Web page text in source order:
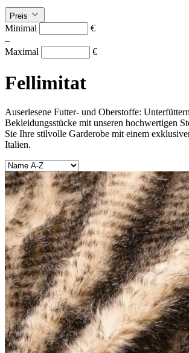
Preis
Minimal
€
–
Maximal
€
Fellimitat
Auserlesene Futter- und Oberstoffe:
Bekleidungsstücke mit unseren hochwertigen
Sie Ihre stilvolle Garderobe mit einem
Italien.